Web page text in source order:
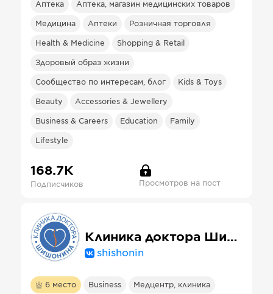
Аптека Аптека, магазин медицинских товаров
Медицина Аптеки Розничная торговля
Health & Medicine Shopping & Retail
Здоровый образ жизни
Сообщество по интересам, блог Kids & Toys
Beauty Accessories & Jewellery
Business & Careers Education Family
Lifestyle
168.7К
Подписчиков Просмотров на пост
Клиника доктора Шишонина
shishonin
6 место Business Медцентр, клиника